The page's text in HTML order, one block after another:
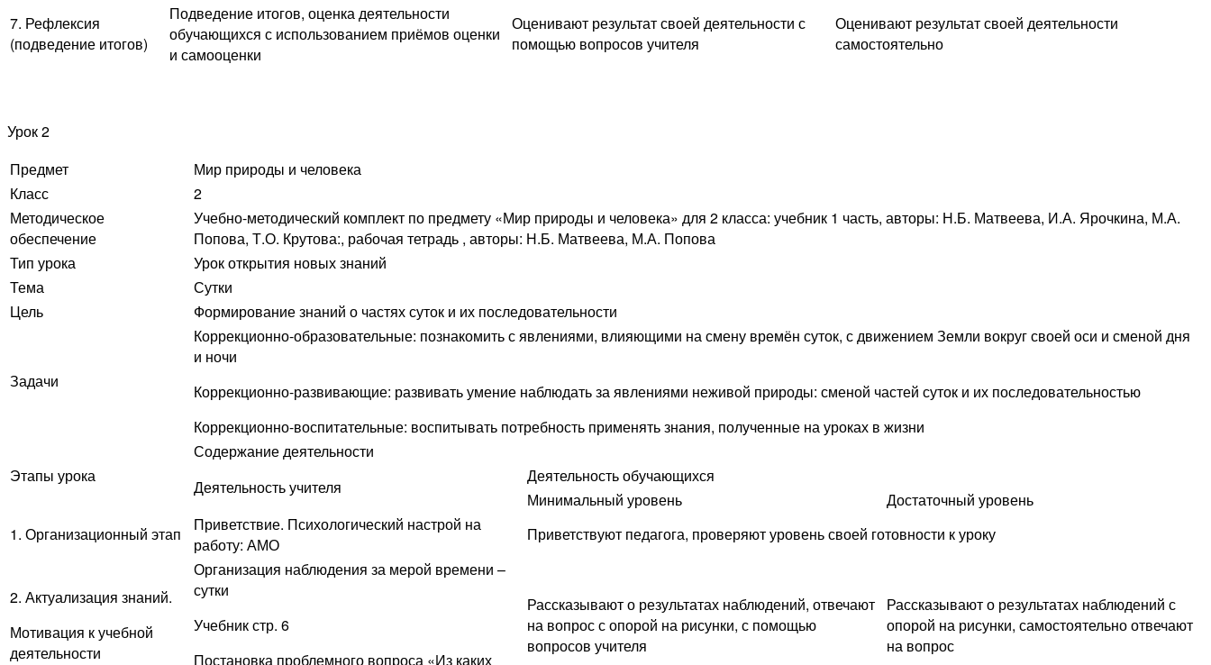
7. Рефлексия
(подведение итогов)
Подведение итогов, оценка деятельности
обучающихся с использованием приёмов оценки
и самооценки
Оценивают результат своей деятельности с
помощью вопросов учителя
Оценивают результат своей деятельности
самостоятельно
Урок 2
Предмет
Мир природы и человека
Класс
2
Методическое
обеспечение
Учебно-методический комплект по предмету «Мир природы и человека» для 2 класса: учебник 1 часть, авторы: Н.Б. Матвеева, И.А. Ярочкина, М.А.
Попова, Т.О. Крутова:, рабочая тетрадь , авторы: Н.Б. Матвеева, М.А. Попова
Тип урока
Урок открытия новых знаний
Тема
Сутки
Цель
Формирование знаний о частях суток и их последовательности
Задачи
Коррекционно-образовательные: познакомить с явлениями, влияющими на смену времён суток, с движением Земли вокруг своей оси и сменой дня
и ночи
Коррекционно-развивающие: развивать умение наблюдать за явлениями неживой природы: сменой частей суток и их последовательностью
Коррекционно-воспитательные: воспитывать потребность применять знания, полученные на уроках в жизни
Этапы урока
Содержание деятельности
Деятельность учителя
Деятельность обучающихся
Минимальный уровень
Достаточный уровень
1. Организационный этап
Приветствие. Психологический настрой на
работу: АМО
Приветствуют педагога, проверяют уровень своей готовности к уроку
2. Актуализация знаний.
Мотивация к учебной
деятельности
Организация наблюдения за мерой времени –
сутки
Учебник стр. 6
Постановка проблемного вопроса «Из каких
Рассказывают о результатах наблюдений, отвечают
на вопрос с опорой на рисунки, с помощью
вопросов учителя
Рассказывают о результатах наблюдений с
опорой на рисунки, самостоятельно отвечают
на вопрос